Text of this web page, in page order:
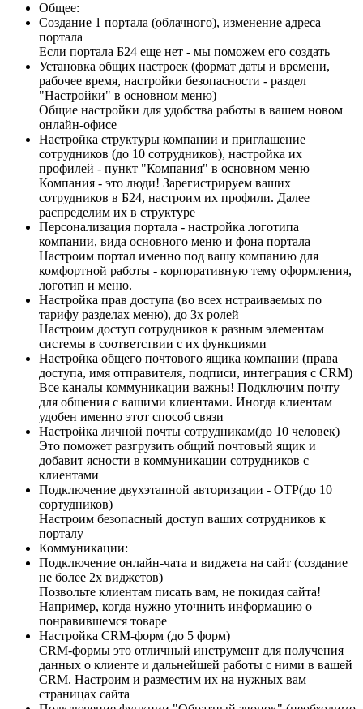
Общее:
Создание 1 портала (облачного), изменение адреса
портала
Если портала Б24 еще нет - мы поможем его создать
Установка общих настроек (формат даты и времени,
рабочее время, настройки безопасности - раздел
"Настройки" в основном меню)
Общие настройки для удобства работы в вашем новом
онлайн-офисе
Настройка структуры компании и приглашение
сотрудников (до 10 сотрудников), настройка их
профилей - пункт "Компания" в основном меню
Компания - это люди! Зарегистрируем ваших
сотрудников в Б24, настроим их профили. Далее
распределим их в структуре
Персонализация портала - настройка логотипа
компании, вида основного меню и фона портала
Настроим портал именно под вашу компанию для
комфортной работы - корпоративную тему оформления,
логотип и меню.
Настройка прав доступа (во всех нстраиваемых по
тарифу разделах меню), до 3х ролей
Настроим доступ сотрудников к разным элементам
системы в соответствии с их функциями
Настройка общего почтового ящика компании (права
доступа, имя отправителя, подписи, интеграция с CRM)
Все каналы коммуникации важны! Подключим почту
для общения с вашими клиентами. Иногда клиентам
удобен именно этот способ связи
Настройка личной почты сотрудникам(до 10 человек)
Это поможет разгрузить общий почтовый ящик и
добавит ясности в коммуникации сотрудников с
клиентами
Подключение двухэтапной авторизации - OTP(до 10
сортудников)
Настроим безопасный доступ ваших сотрудников к
порталу
Коммуникации:
Подключение онлайн-чата и виджета на сайт (создание
не более 2х виджетов)
Позвольте клиентам писать вам, не покидая сайта!
Например, когда нужно уточнить информацию о
понравившемся товаре
Настройка CRM-форм (до 5 форм)
CRM-формы это отличный инструмент для получения
данных о клиенте и дальнейшей работы с ними в вашей
CRM. Настроим и разместим их на нужных вам
страницах сайта